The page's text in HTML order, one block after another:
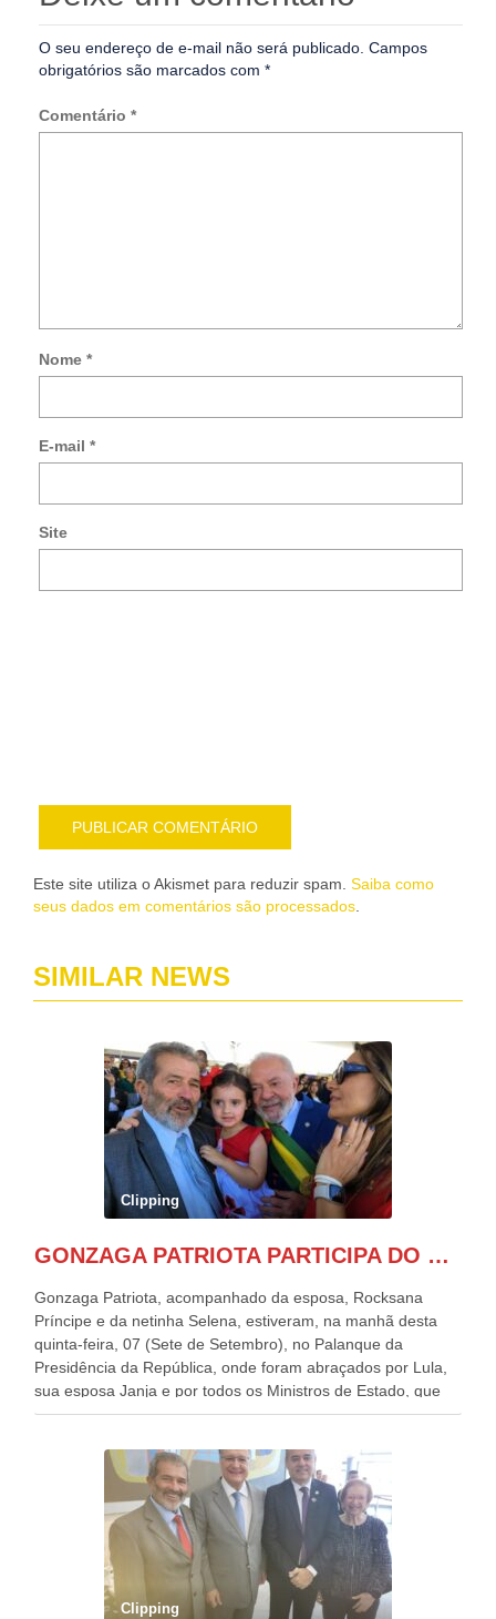
O seu endereço de e-mail não será publicado. Campos
obrigatórios são marcados com *
Comentário *
Nome *
E-mail *
Site
Este site utiliza o Akismet para reduzir spam. Saiba como
seus dados em comentários são processados
SIMILAR NEWS
Clipping
GONZAGA PATRIOTA PARTICIPA DO DESFILE DA INDEPENDÊNCIA NO PALANQUE DA PRESIDÊNCIA DA REPÚBLICA E É ABRAÇADO POR LULA E POR GERALDO ALCKMIN.
Gonzaga Patriota, acompanhado da esposa, Rocksana
Príncipe e da netinha Selena, estiveram, na manhã desta
quinta-feira, 07 (Sete de Setembro), no Palanque da
Presidência da República, onde foram abraçados por Lula,
sua esposa Janja e por todos os Ministros de Estado, que
estavam presentes, nos Desfiles da Independência da
outros desfiles, na Esplanada dos Ministérios, disse ter sido
o deste ano, o maior e o mais organizado de todos. “Há
quatro décadas, como Patriota até no nome, participo
anualmente dos desfiles de Sete de Setembro, na
Esplanada dos Ministérios, em Brasília. Este ano, o governo
preparou espaços com cadeiras e coberturas, para 30.000
pessoas, só que o número de Patriotas Brasileiros
Clipping